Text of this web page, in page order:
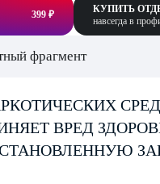
399 ₽
КУПИТЬ
навсегда в
фрагмент
ВРЕД